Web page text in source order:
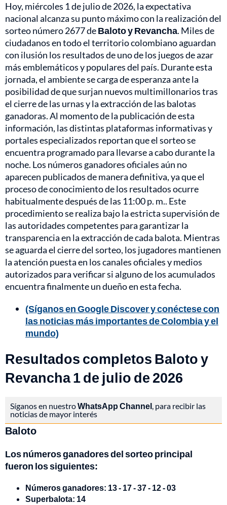
Hoy, miércoles 1 de julio de 2026, la expectativa
nacional alcanza su punto máximo con la realización del
sorteo número 2677 deBaloto y Revancha. Miles de
ciudadanos en todo el territorio colombiano aguardan
con ilusión los resultados de uno de los juegos de azar
más emblemáticos y populares del país. Durante esta
jornada, el ambiente se carga de esperanza ante la
posibilidad de que surjan nuevos multimillonarios tras
el cierre de las urnas y la extracción de las balotas
ganadoras. Al momento de la publicación de esta
información, las distintas plataformas informativas y
portales especializados reportan que el sorteo se
encuentra programado para llevarse a cabo durante la
noche. Los números ganadores oficiales aún no
aparecen publicados de manera definitiva, ya que el
proceso de conocimiento de los resultados ocurre
habitualmente después de las 11:00 p. m.. Este
procedimiento se realiza bajo la estricta supervisión de
las autoridades competentes para garantizar la
transparencia en la extracción de cada balota. Mientras
se aguarda el cierre del sorteo, los jugadores mantienen
la atención puesta en los canales oficiales y medios
autorizados para verificar si alguno de los acumulados
encuentra finalmente un dueño en esta fecha.
(Síganos en Google Discover y conéctese con
las noticias más importantes de Colombia y el
mundo)
Resultados completos Baloto y
Revancha 1 de julio de 2026
Síganos en nuestroWhatsApp Channel, para recibir las
noticias de mayor interés
Baloto
Los números ganadores del sorteo principal
fueron los siguientes:
Números ganadores: 13 - 17 - 37 - 12 - 03
Superbalota: 14